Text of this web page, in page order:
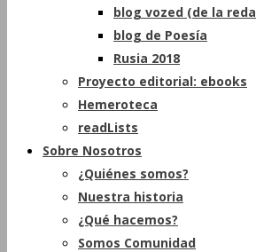
blog vozed (de la
blog de Poesía
Rusia 2018
Proyecto editorial: ebooks
Hemeroteca
readLists
Sobre Nosotros
¿Quiénes somos?
Nuestra historia
¿Qué hacemos?
Somos Comunidad